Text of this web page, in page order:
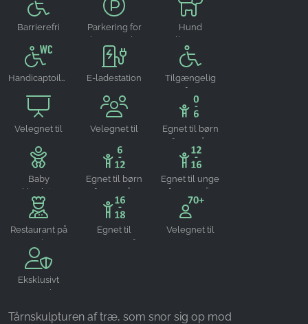
Barrierefri
Parkering for
besøgende
Hund
velkommen
Handicaptoilet E-ladestation
Tilgængelig
for
Velegnet til
Velegnet til
Egnet til børn
fra 0-6 år
Baby
Egnet til børn
fra 6-12 år
Egnet til unge
fra 12-16 år
Restaurant på
stedet
Egnet til
teenagere fra
Velegnet til
seniorer
Eksklusivt
reserverbar
Tårnskulpturen af træ, som snor sig op mod
24 timer - 2 år